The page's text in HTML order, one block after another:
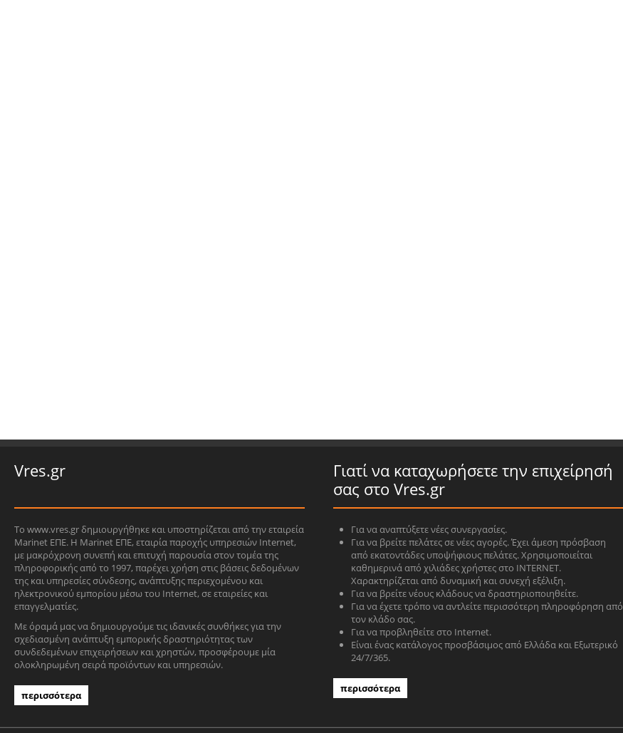
Vres.gr
Το www.vres.gr δημιουργήθηκε και υποστηρίζεται από την εταιρεία
Marinet ΕΠΕ. Η Marinet ΕΠΕ, εταιρία παροχής υπηρεσιών Internet,
με μακρόχρονη συνεπή και επιτυχή παρουσία στον τομέα της
πληροφορικής από το 1997, παρέχει χρήση στις βάσεις δεδομένων
της και υπηρεσίες σύνδεσης, ανάπτυξης περιεχομένου και
ηλεκτρονικού εμπορίου μέσω του Internet, σε εταιρείες και
επαγγελματίες.
Με όραμά μας να δημιουργούμε τις ιδανικές συνθήκες για την
σχεδιασμένη ανάπτυξη εμπορικής δραστηριότητας των
συνδεδεμένων επιχειρήσεων και χρηστών, προσφέρουμε μία
ολοκληρωμένη σειρά προϊόντων και υπηρεσιών.
περισσότερα
Γιατί να καταχωρήσετε την επιχείρησή
σας στο Vres.gr
Για να αναπτύξετε νέες συνεργασίες.
Για να βρείτε πελάτες σε νέες αγορές. Έχει άμεση πρόσβαση
από εκατοντάδες υποψήφιους πελάτες. Χρησιμοποιείται
καθημερινά από χιλιάδες χρήστες στο INTERNET.
Χαρακτηρίζεται από δυναμική και συνεχή εξέλιξη.
Για να βρείτε νέους κλάδους να δραστηριοποιηθείτε.
Για να έχετε τρόπο να αντλείτε περισσότερη πληροφόρηση από
τον κλάδο σας.
Για να προβληθείτε στο Internet.
Είναι ένας κατάλογος προσβάσιμος από Ελλάδα και Εξωτερικό
24/7/365.
περισσότερα